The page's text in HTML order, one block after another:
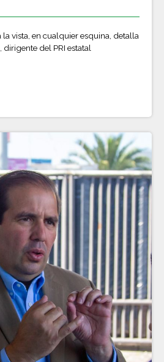
vista, en cualquier esquina, detalla
dirigente del PRI estatal